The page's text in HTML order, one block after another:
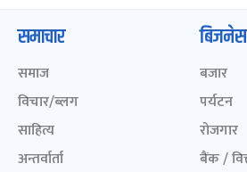
समाचार
समाज
विचार/ब्लग
साहित्य
अन्तर्वार्ता
बिजनेस
बजार
पर्यटन
रोजगार
बैंक /